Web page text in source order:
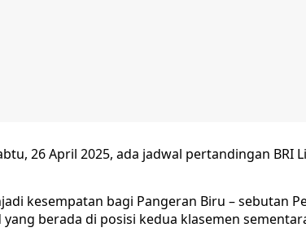
26 April 2025, ada jadwal pertandingan BRI
kesempatan bagi Pangeran Biru – sebutan
berada di posisi kedua klasemen